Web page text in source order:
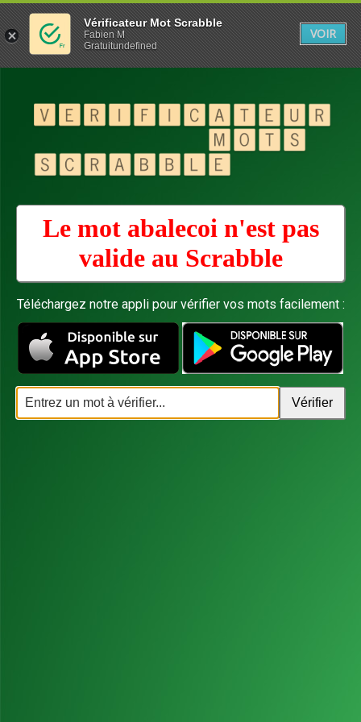
Le mot abalecoi n'est pas
valide au Scrabble
Téléchargez notre appli pour vérifier vos mots facilement :
Vérificateur Mot Scrabble
Fabien M
Gratuitundefined
VOIR